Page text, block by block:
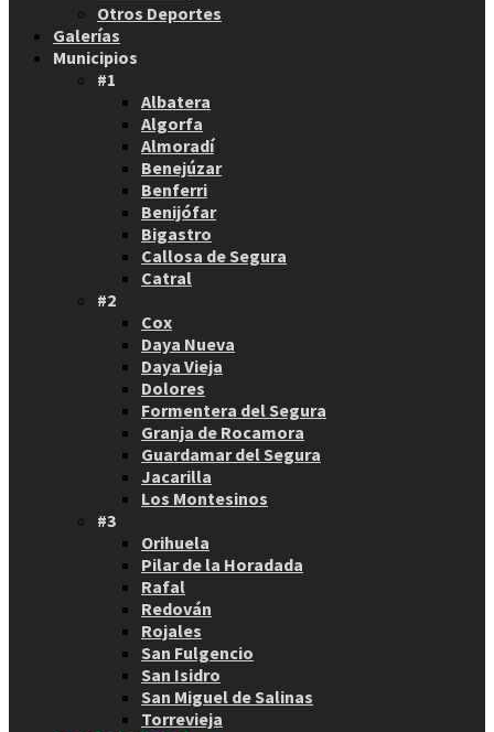
Otros Deportes
Galerías
Municipios
#1
Albatera
Algorfa
Almoradí
Benejúzar
Benferri
Benijófar
Bigastro
Callosa de Segura
Catral
#2
Cox
Daya Nueva
Daya Vieja
Dolores
Formentera del Segura
Granja de Rocamora
Guardamar del Segura
Jacarilla
Los Montesinos
#3
Orihuela
Pilar de la Horadada
Rafal
Redován
Rojales
San Fulgencio
San Isidro
San Miguel de Salinas
Torrevieja